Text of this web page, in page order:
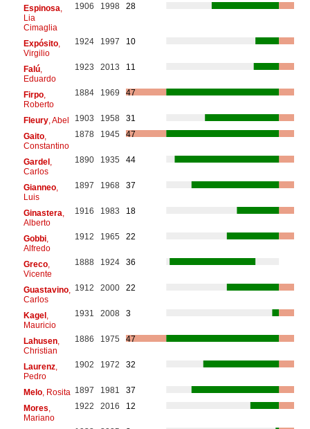
Espinosa
Lia
Cimaglia
1906 1998 28
Expósito,
Virgilio
1924 1997 10
Falú,
Eduardo
1923 2013 11
Firpo,
Roberto
1884 1969 47
Fleury, Abel 1903 1958
31
Gaito,
Constantino
1878 1945 47
Gardel,
Carlos
1890 1935 44
Gianneo,
Luis
1897 1968 37
Ginastera
Alberto
1916 1983 18
Gobbi,
Alfredo
1912 1965 22
Greco,
Vicente
1888 1924 36
Guastavino,
Carlos
1912 2000 22
Kagel,
Mauricio
1931 2008 3
Lahusen,
Christian
1886 1975 47
Laurenz,
Pedro
1902 1972 32
Melo, Rosita 1897 1981
37
Mores
Mariano
1922 2016 12